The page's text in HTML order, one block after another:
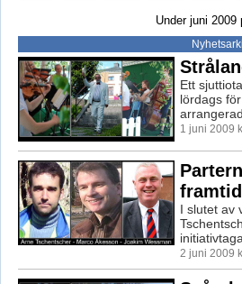
Under juni 2009
Ett
lördags
1 juni 2009
framtid
I slutet av
2 juni 2009